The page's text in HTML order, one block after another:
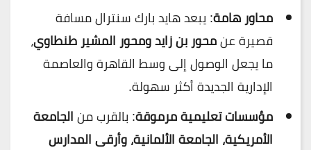
محاور هامة: يبعد هايد بارك سنترال مسافة
قصيرة عنمحور بن زايد ومحور المشير طنطاوي،
ما يجعل الوصول إلى وسط القاهرة والعاصمة
الإدارية الجديدة أكثر سهولة.
مؤسسات تعليمية مرموقة: بالقرب منالجامعة
الأمريكية، الجامعة الألمانية، وأرقى المدارس